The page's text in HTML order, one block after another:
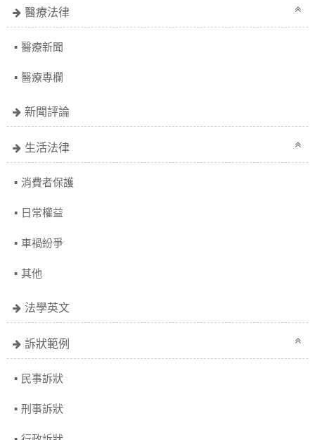
醫療法律
醫療新聞
醫療專欄
新聞評論
生活法律
消費者保護
日常權益
車禍紛爭
其他
法學英文
訴狀範例
民事訴狀
刑事訴狀